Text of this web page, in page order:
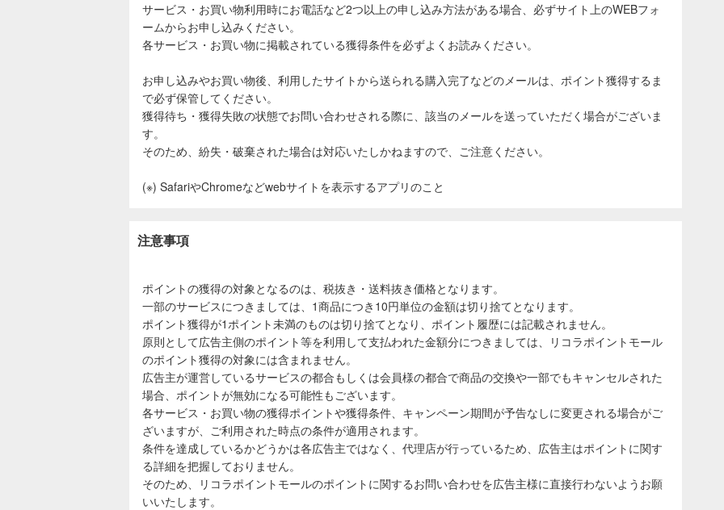
サービス・お買い物利用時にお電話など2つ以上の申し込み方法がある場合、必ずサイト上のWEBフォ
ームからお申し込みください。
各サービス・お買い物に掲載されている獲得条件を必ずよくお読みください。
お申し込みやお買い物後、利用したサイトから送られる購入完了などのメールは、ポイント獲得するま
で必ず保管してください。
獲得待ち・獲得失敗の状態でお問い合わせされる際に、該当のメールを送っていただく場合がございま
す。
そのため、紛失・破棄された場合は対応いたしかねますので、ご注意ください。
(※) SafariやChromeなどwebサイトを表示するアプリのこと
注意事項
ポイントの獲得の対象となるのは、税抜き・送料抜き価格となります。
一部のサービスにつきましては、1商品につき10円単位の金額は切り捨てとなります。
ポイント獲得が1ポイント未満のものは切り捨てとなり、ポイント履歴には記載されません。
原則として広告主側のポイント等を利用して支払われた金額分につきましては、リコラポイントモール
のポイント獲得の対象には含まれません。
広告主が運営しているサービスの都合もしくは会員様の都合で商品の交換や一部でもキャンセルされた
場合、ポイントが無効になる可能性もございます。
各サービス・お買い物の獲得ポイントや獲得条件、キャンペーン期間が予告なしに変更される場合がご
ざいますが、ご利用された時点の条件が適用されます。
条件を達成しているかどうかは各広告主ではなく、代理店が行っているため、広告主はポイントに関す
る詳細を把握しておりません。
そのため、リコラポイントモールのポイントに関するお問い合わせを広告主様に直接行わないようお願
いいたします。